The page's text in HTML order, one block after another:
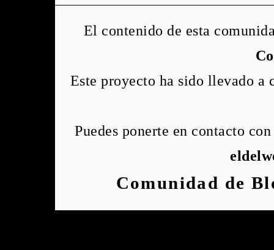
El contenido de esta
Este proyecto ha sido llevado
Puedes ponerte en contacto
Comunidad de